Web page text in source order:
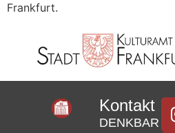
Frankfurt.
Kontakt
DENKBAR